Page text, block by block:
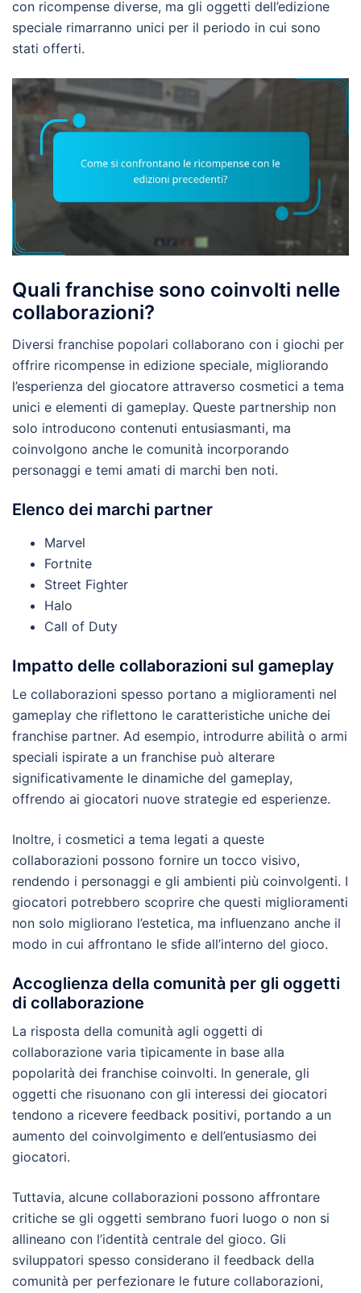
con ricompense diverse, ma gli oggetti dell’edizione
speciale rimarranno unici per il periodo in cui sono
stati offerti.
Quali franchise sono coinvolti nelle
collaborazioni?
Diversi franchise popolari collaborano con i giochi per
offrire ricompense in edizione speciale, migliorando
l’esperienza del giocatore attraverso cosmetici a tema
unici e elementi di gameplay. Queste partnership non
solo introducono contenuti entusiasmanti, ma
coinvolgono anche le comunità incorporando
personaggi e temi amati di marchi ben noti.
Elenco dei marchi partner
Marvel
Fortnite
Street Fighter
Halo
Call of Duty
Impatto delle collaborazioni sul gameplay
Le collaborazioni spesso portano a miglioramenti nel
gameplay che riflettono le caratteristiche uniche dei
franchise partner. Ad esempio, introdurre abilità o armi
speciali ispirate a un franchise può alterare
significativamente le dinamiche del gameplay,
offrendo ai giocatori nuove strategie ed esperienze.
Inoltre, i cosmetici a tema legati a queste
collaborazioni possono fornire un tocco visivo,
rendendo i personaggi e gli ambienti più coinvolgenti. I
giocatori potrebbero scoprire che questi miglioramenti
non solo migliorano l’estetica, ma influenzano anche il
modo in cui affrontano le sfide all’interno del gioco.
Accoglienza della comunità per gli oggetti
di collaborazione
La risposta della comunità agli oggetti di
collaborazione varia tipicamente in base alla
popolarità dei franchise coinvolti. In generale, gli
oggetti che risuonano con gli interessi dei giocatori
tendono a ricevere feedback positivi, portando a un
aumento del coinvolgimento e dell’entusiasmo dei
giocatori.
Tuttavia, alcune collaborazioni possono affrontare
critiche se gli oggetti sembrano fuori luogo o non si
allineano con l’identità centrale del gioco. Gli
sviluppatori spesso considerano il feedback della
comunità per perfezionare le future collaborazioni,